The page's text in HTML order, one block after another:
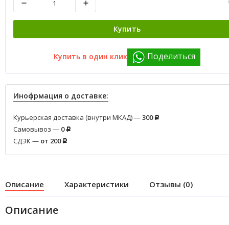
Купить
Купить в один клик Поделиться
Инофрмация о доставке:
Курьерская доставка (внутри МКАД) —300 Р
Самовывоз — 0 Р
СДЭК — от 200 Р
Описание Характеристики Отзывы (0)
Описание